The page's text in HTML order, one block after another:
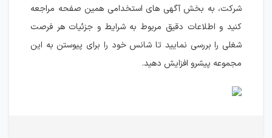
شرکت، به بخش آگهی های استخدامی همین صفحه مراجعه
کنید و اطلاعات دقیق مربوط به شرایط و جزئیات هر فرصت
شغلی را بررسی نمایید تا شانس خود را برای پیوستن به این
مجموعه پیشرو افزایش دهید.